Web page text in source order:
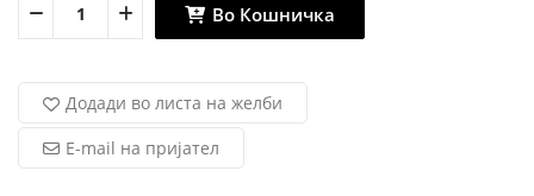
Во Кошничка
Додади во листа на желби
E-mail на пријател